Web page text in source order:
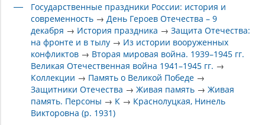
Государственные праздники России: история и
современность →День Героев Отечества – 9
декабря → История праздника →Защита Отечества:
на фронте и в тылу → Из истории вооруженных
конфликтов → Вторая мировая война. 1939–1945 гг.
Великая Отечественная война 1941–1945 гг. →
Коллекции → Память о Великой Победе →
Защитники Отечества →Живая память →Живая
память. Персоны → К → Краснолуцкая, Нинель
Викторовна (р. 1931)